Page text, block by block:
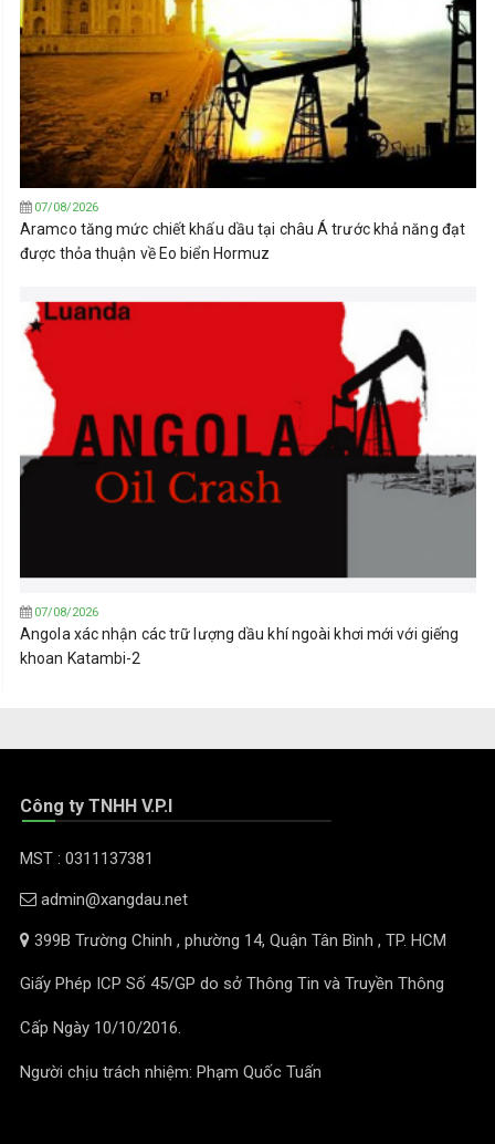
07/08/2026
Aramco tăng mức chiết khấu dầu tại châu Á trước khả năng đạt
được thỏa thuận về Eo biển Hormuz
07/08/2026
Angola xác nhận các trữ lượng dầu khí ngoài khơi mới với giếng
khoan Katambi-2
Công ty TNHH V.P.I
MST : 0311137381
admin@xangdau.net
399B Trường Chinh , phường 14, Quận Tân Bình , TP. HCM
Giấy Phép ICP Số 45/GP do sở Thông Tin và Truyền Thông
Cấp Ngày 10/10/2016.
Người chịu trách nhiệm: Phạm Quốc Tuấn